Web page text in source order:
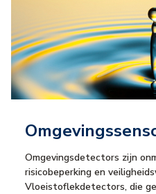
Omgevingsdetectors zijn
risicobeperking en
Vloeistoflekdetectors, die